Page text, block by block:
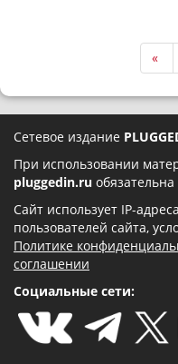
«
Сетевое издание
При использовании
pluggedin.ru обязательна
Сайт использует IP-
пользователей сайта,
Политике
соглашении
Социальные сети: